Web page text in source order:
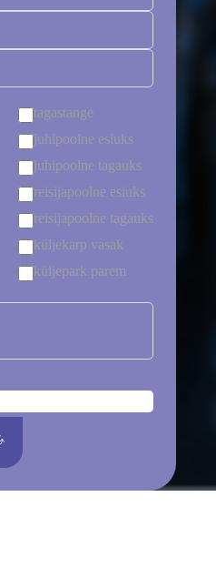
tagastange
juhipoolne esiuks
juhipoolne tagauks
reisijapoolne esiuks
reisijapoolne tagauks
küljekarp vasak
küljepark parem